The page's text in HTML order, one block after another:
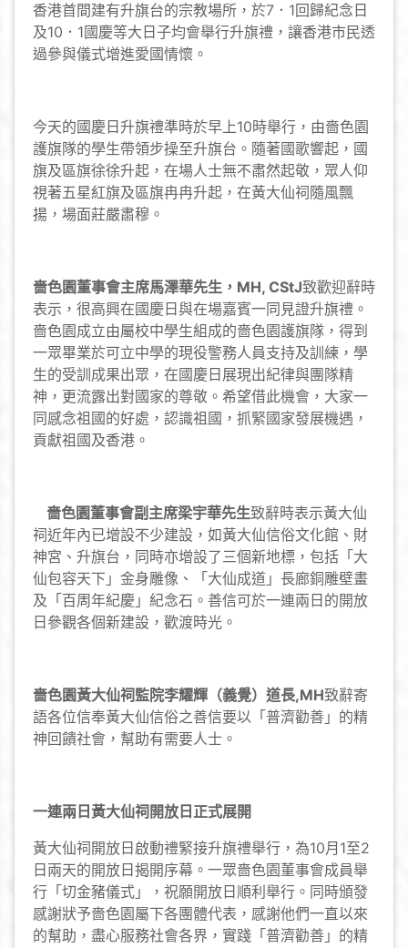
香港首間建有升旗台的宗教場所，於7．1回歸紀念日
及10．1國慶等大日子均會舉行升旗禮，讓香港市民透
過參與儀式增進愛國情懷。
今天的國慶日升旗禮準時於早上10時舉行，由嗇色園
護旗隊的學生帶領步操至升旗台。隨著國歌響起，國
旗及區旗徐徐升起，在場人士無不肅然起敬，眾人仰
視著五星紅旗及區旗冉冉升起，在黃大仙祠隨風飄
揚，場面莊嚴肅穆。
嗇色園董事會主席馬澤華先生， MH, CStJ致歡迎辭時
表示，很高興在國慶日與在場嘉賓一同見證升旗禮。
嗇色園成立由屬校中學生組成的嗇色園護旗隊，得到
一眾畢業於可立中學的現役警務人員支持及訓練，學
生的受訓成果出眾，在國慶日展現出紀律與團隊精
神，更流露出對國家的尊敬。希望借此機會，大家一
同感念祖國的好處，認識祖國，抓緊國家發展機遇，
貢獻祖國及香港。
嗇色園董事會副主席梁宇華先生致辭時表示黃大仙
祠近年內已增設不少建設，如黃大仙信俗文化館、財
神宮、升旗台，同時亦增設了三個新地標，包括「大
仙包容天下」金身雕像、「大仙成道」長廊銅雕壁畫
及「百周年紀慶」紀念石。善信可於一連兩日的開放
日參觀各個新建設，歡渡時光。
嗇色園黃大仙祠監院李耀輝（義覺）道長,MH致辭寄
語各位信奉黃大仙信俗之善信要以「普濟勸善」的精
神回饋社會，幫助有需要人士。
一連兩日黃大仙祠開放日正式展開
黃大仙祠開放日啟動禮緊接升旗禮舉行，為10月1至2
日兩天的開放日揭開序幕。一眾嗇色園董事會成員舉
行「切金豬儀式」，祝願開放日順利舉行。同時頒發
感謝狀予嗇色園屬下各團體代表，感謝他們一直以來
的幫助，盡心服務社會各界，實踐「普濟勸善」的精